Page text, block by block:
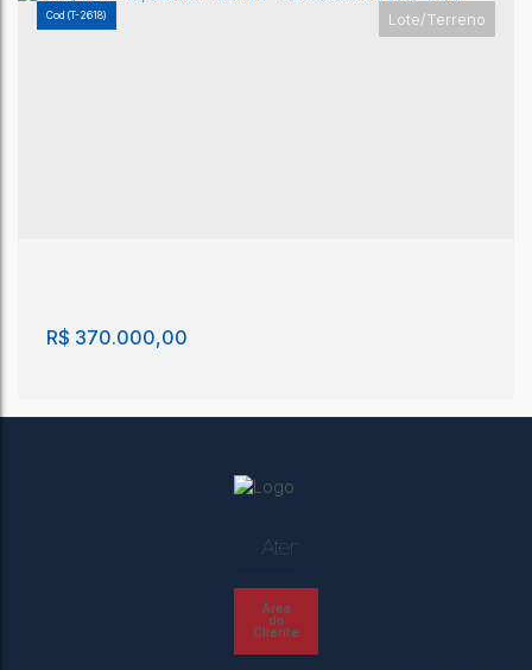
(T-2618) Lote/Terreno
Lote/Terreno, Jardim Trianon - São João da Boa
R$ 370.000,00
São João da Boa Vista
Atendimento
Área
do
Cliente